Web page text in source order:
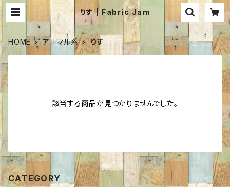
りす | Fabric Jam
HOME アニマル系 りす
該当する商品が見つかりませんでした。
CATEGORY